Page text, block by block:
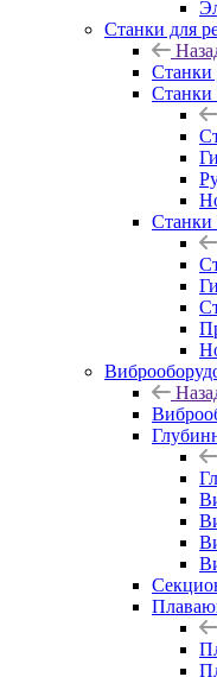
Станки для
Станки
Станки
Станки